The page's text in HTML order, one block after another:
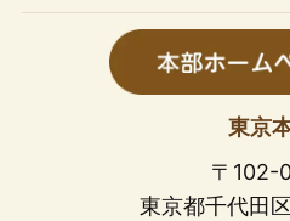
東京
〒102-
東京都千代田